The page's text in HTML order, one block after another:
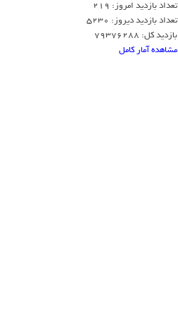
تعداد بازدید امروز: 219
تعداد بازدید دیروز: 5230
بازدید کل: 79376288
مشاهده آمار کامل